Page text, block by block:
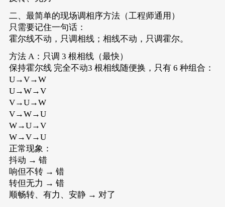
二、最简单的现场调相序方法（工程师通用）
只需要记住一句话：
霍尔线不动，只调相线；相线不动，只调霍尔。
方法 A：只调 3 根相线（最快）
保持霍尔线 完全不动3 根相线随便换，只有 6 种组合：
U→V→W
U→W→V
V→U→W
V→W→U
W→U→V
W→V→U
正常现象：
抖动 → 错
响但不转 → 错
转但无力 → 错
顺畅转、有力、安静 → 对了